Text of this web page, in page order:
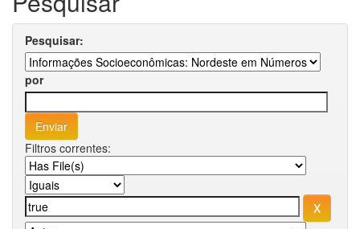
Pesquisar:
por
Filtros correntes: